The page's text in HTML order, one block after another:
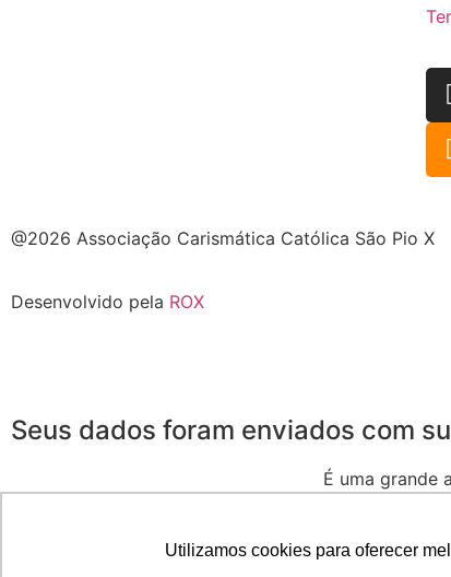
Utilizamos cookies para oferecer
@2026 Associação Carismática Católica São Pio X
Desenvolvido pela ROX
Seus dados foram enviados com
É uma grande
Duvidas, fale conosco pelo e-mail